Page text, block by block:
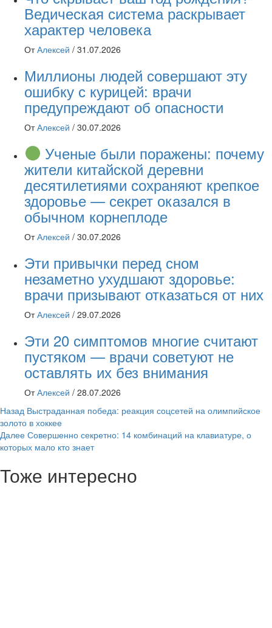
Ведическая система раскрывает
характер человека
От Алексей / 31.07.2026
Миллионы людей совершают эту
ошибку с курицей: врачи
предупреждают об опасности
От Алексей / 30.07.2026
Ученые были поражены: почему
жители китайской деревни
десятилетиями сохраняют крепкое
здоровье — секрет оказался в
обычном корнеплоде
От Алексей / 30.07.2026
Эти привычки перед сном
незаметно ухудшают здоровье:
врачи призывают отказаться от них
От Алексей / 29.07.2026
Эти 20 симптомов многие считают
пустяком — врачи советуют не
оставлять их без внимания
От Алексей / 28.07.2026
Навигация
записи
Назад Выстраданная победа: реакция соцсетей на олимпийское
золото в хоккее
Далее Совершенно секретно: 14 комбинаций на клавиатуре, о
которых мало кто знает
Тоже интересно